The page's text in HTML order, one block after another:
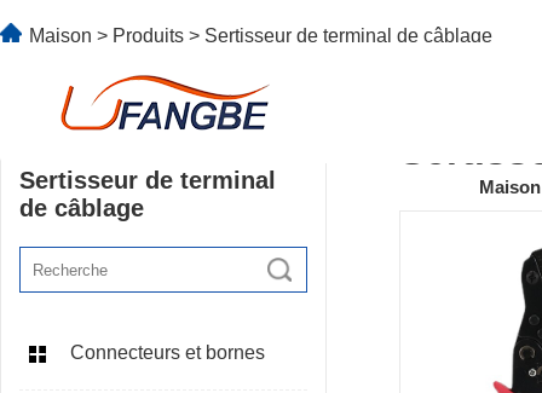
Maison
Maison > Produits > Sertisseur de terminal de câblage
Sertisseur de terminal
de câblage
Connecteurs et bornes